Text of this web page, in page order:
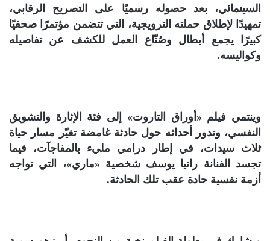
السينمائي، بعد حصوله رسميًا على التصريح الرقابي،
تمهيدًا لإطلاق حملته الترويجية، التي تتضمن مؤتمرًا صحفيًا
كبيرًا يجمع أبطال وصُنّاع العمل للكشف عن تفاصيله
وكواليسه.
وينتمي فيلم «أوراق التاروت» إلى فئة الإثارة والتشويق
النفسي، وتدور أحداثه حول حادثة غامضة تغيّر مسار حياة
ثلاث سيدات، في إطار درامي مليء بالمفاجآت، فيما
تجسد الفنانة رانيا يوسف شخصية «ماري»، التي تواجه
أزمة نفسية حادة عقب تلك الحادثة.